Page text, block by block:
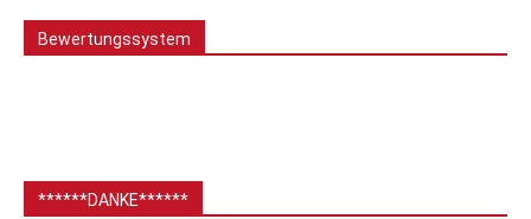
Bewertungssystem
******DANKE******